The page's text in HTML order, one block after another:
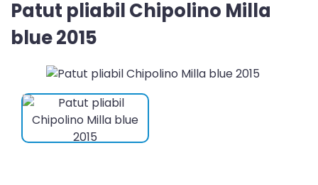
Patut pliabil Chipolino Milla
blue 2015